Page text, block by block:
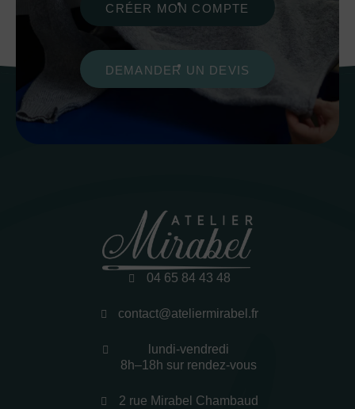
CRÉER MON COMPTE
DEMANDER UN DEVIS
04 65 84 43 48
contact@ateliermirabel.fr
lundi-vendredi
8h–18h sur rendez-vous
2 rue Mirabel Chambaud